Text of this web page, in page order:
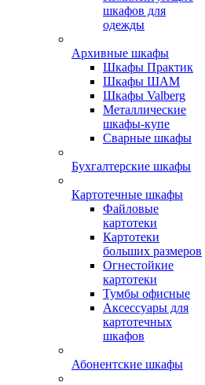
шкафов для
одежды
Архивные шкафы
Шкафы Практик
Шкафы ШАМ
Шкафы Valberg
Металлические
шкафы-купе
Сварные шкафы
Бухгалтерские шкафы
Картотечные шкафы
Файловые
картотеки
Картотеки
больших размеров
Огнестойкие
картотеки
Тумбы офисные
Аксессуары для
картотечных
шкафов
Абонентские шкафы